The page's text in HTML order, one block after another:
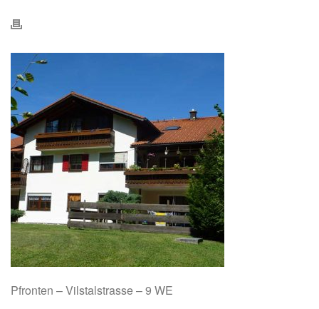
Pfronten – Vilstalstrasse – 9 WE